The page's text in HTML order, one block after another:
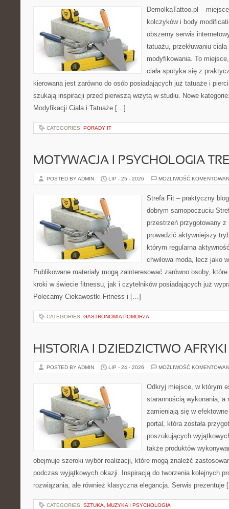
DemolkaTattoo.pl –
kolczyków i body
obszerny serwis
tatuażu, przekłuwaniu
modyfikowania. To
ciała spotyka się z
kierowana jest zarówno do osób posiadających już tatuaże i
szukają inspiracji przed pierwszą wizytą w studiu. Nowe
Modyfikacji Ciała i Tatuaże […]
CATEGORIES: PORADY IT
MOTYWACJA I PSYCHOLOGIA
POSTED BY ADMIN LIP - 25 - 2026 MOŻLIWOŚĆ
Strefa Fit – praktyczny
dobrym samopoczuciu
przestrzeń przygotowany
prowadzić aktywniejszy
którym regularna
chwilowa moda, lecz jako
Publikowane materiały mogą zainteresować zarówno osoby,
kroki w świecie fitnessu, jak i czytelników posiadających już
Polecamy Ciekawostki Fitness i […]
CATEGORIES: GASTRONOMIA POMORZA
HISTORIA I DZIEDZICTWO AFRYKI
POSTED BY ADMIN LIP - 24 - 2026 MOŻLIWOŚĆ
Odkryj miejsce, w którym
starannością wykonania, a
zamieniają się w
portal, która została
poszukujących
także produktów
obejmuje szeroki wybór realizacji, które mogą znaleźć
podczas wyjątkowych okazji. Inspiracją do tworzenia kolejnych
rozwiązania, ale również klasyczna elegancja. Serwis
CATEGORIES: SZTUKA, MUZYKA I PSYCHOLOGIA